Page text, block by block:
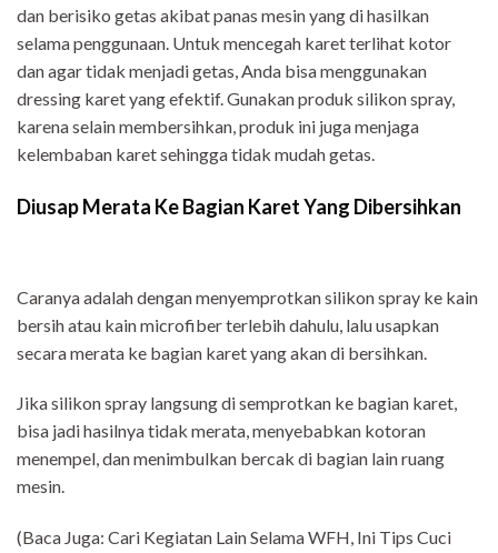
dan berisiko getas akibat panas mesin yang di hasilkan
selama penggunaan. Untuk mencegah karet terlihat kotor
dan agar tidak menjadi getas, Anda bisa menggunakan
dressing karet yang efektif. Gunakan produk silikon spray,
karena selain membersihkan, produk ini juga menjaga
kelembaban karet sehingga tidak mudah getas.
Diusap Merata Ke Bagian Karet Yang Dibersihkan
Caranya adalah dengan menyemprotkan silikon spray ke kain
bersih atau kain microfiber terlebih dahulu, lalu usapkan
secara merata ke bagian karet yang akan di bersihkan.
Jika silikon spray langsung di semprotkan ke bagian karet,
bisa jadi hasilnya tidak merata, menyebabkan kotoran
menempel, dan menimbulkan bercak di bagian lain ruang
mesin.
(Baca Juga: Cari Kegiatan Lain Selama WFH, Ini Tips Cuci